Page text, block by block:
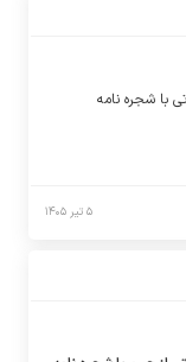
با شجره نامه
۵ تیر ۱۴۰۵